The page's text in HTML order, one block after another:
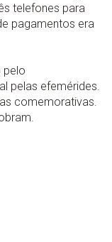
telefones para
pagamentos era
pelo
pelas efemérides.
comemorativas.